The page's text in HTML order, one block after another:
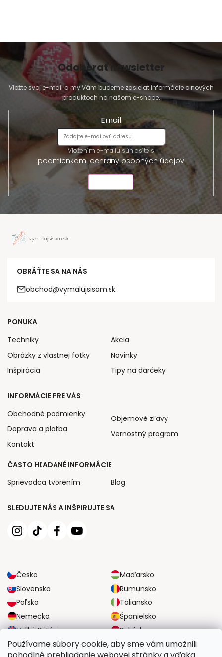
Používame súbory cookie, aby sme vám umožnili
Odoberať newsletter
Vložte svoj e-mail a my Vám budeme zasielať informácie o nových
produktoch na našom e-shope.
Email
Vložením e-mailu súhlasíte s
podmienkami ochrany osobných údajov
OBRÁŤTE SA NA NÁS
obchod@vymalujsisam.sk
SLEDUJTE NÁS A INŠPIRUJTE SA
Česko
Maďarsko
Slovensko
Rumunsko
Poľsko
Taliansko
Nemecko
Španielsko
Veľká Británia
Rakúsko
PONUKA
Techniky
Obrázky z vlastnej fotky
Inšpirácia
Akcia
Novinky
Tipy na darčeky
INFORMÁCIE PRE VÁS
Obchodné podmienky
Doprava a platba
Kontakt
Objemové zľavy
Vernostný program
ČASTO HĽADANÉ INFORMÁCIE
Sprievodca tvorením
Blog